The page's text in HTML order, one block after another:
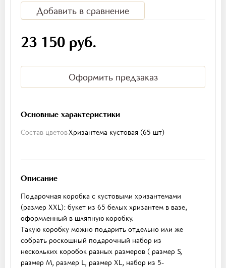
Добавить в сравнение
23 150 руб.
Оформить предзаказ
Основные характеристики
Состав цветовХризантема кустовая (65 шт)
Описание
Подарочная коробка с кустовыми хризантемами
(размер XXL): букет из 65 белых хризантем в вазе,
оформленный в шляпную коробку.
Такую коробку можно подарить отдельно или же
собрать роскошный подарочный набор из
нескольких коробок разных размеров ( размер S,
размер M, размер L, размер XL, набор из 5-